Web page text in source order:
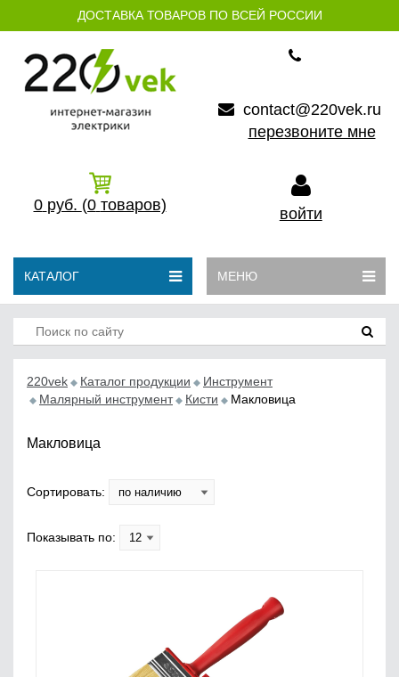
ДОСТАВКА ТОВАРОВ ПО ВСЕЙ РОССИИ
contact@220vek.ru
перезвоните мне
0 руб. (0 товаров) войти
КАТАЛОГ МЕНЮ
220vek Каталог продукции
Инструмент
Малярный инструмент
Кисти Макловица
Макловица
Сортировать:
Показывать по: